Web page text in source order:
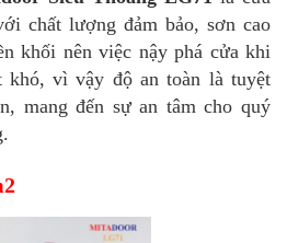
chất lượng đảm bảo, sơn cao
khối nên việc nậy phá cửa khi
khó, vì vậy độ an toàn là tuyệt
mang đến sự an tâm cho quý